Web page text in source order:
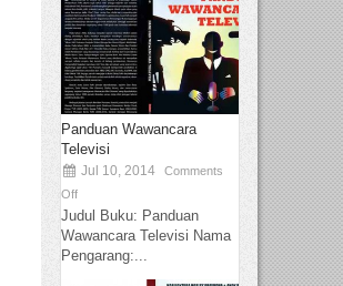
Panduan Wawancara
Televisi
Jul 10, 2014
Comments
Off
Judul Buku: Panduan
Wawancara Televisi Nama
Pengarang:...